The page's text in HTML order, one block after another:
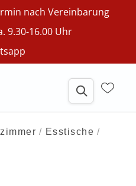
nach Vereinbarung
9.30-16.00 Uhr
Esstische